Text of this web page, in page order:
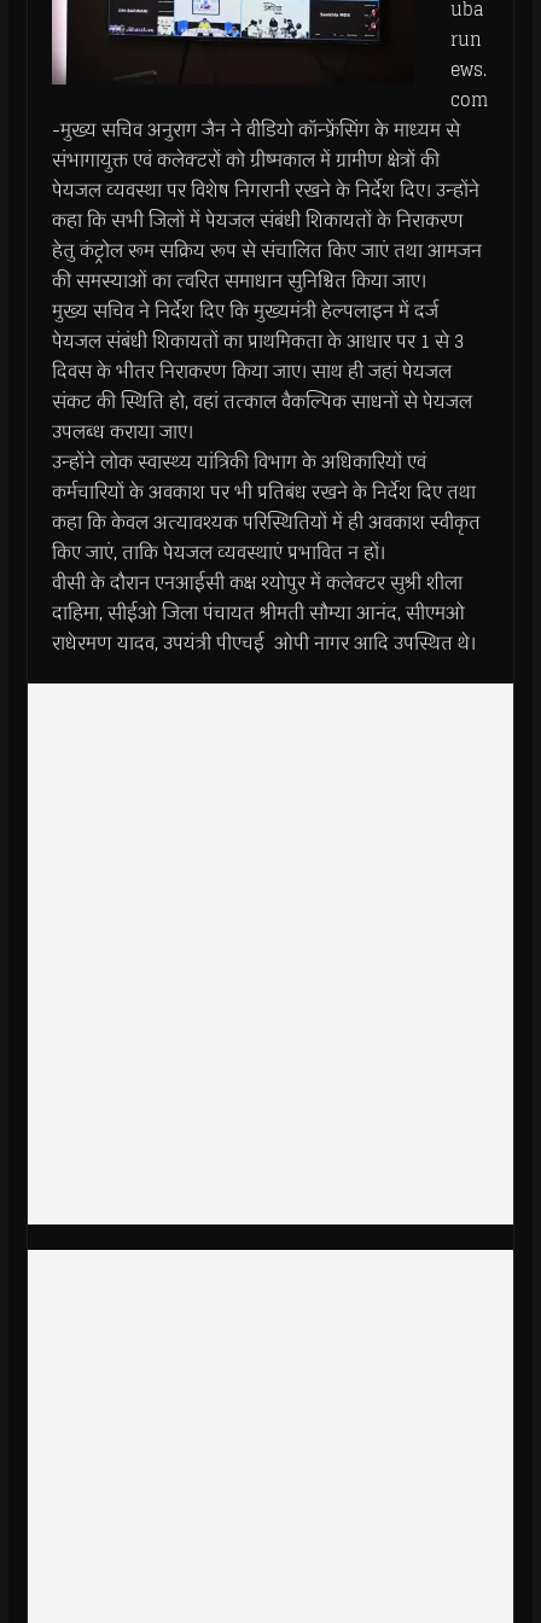
uba
run
ews.
com
-मुख्य सचिव अनुराग जैन ने वीडियो कॉन्फ्रेंसिंग के माध्यम से
संभागायुक्त एवं कलेक्टरों को ग्रीष्मकाल में ग्रामीण क्षेत्रों की
पेयजल व्यवस्था पर विशेष निगरानी रखने के निर्देश दिए। उन्होंने
कहा कि सभी जिलों में पेयजल संबंधी शिकायतों के निराकरण
हेतु कंट्रोल रूम सक्रिय रूप से संचालित किए जाएं तथा आमजन
की समस्याओं का त्वरित समाधान सुनिश्चित किया जाए।
मुख्य सचिव ने निर्देश दिए कि मुख्यमंत्री हेल्पलाइन में दर्ज
पेयजल संबंधी शिकायतों का प्राथमिकता के आधार पर 1 से 3
दिवस के भीतर निराकरण किया जाए। साथ ही जहां पेयजल
संकट की स्थिति हो, वहां तत्काल वैकल्पिक साधनों से पेयजल
उपलब्ध कराया जाए।
उन्होंने लोक स्वास्थ्य यांत्रिकी विभाग के अधिकारियों एवं
कर्मचारियों के अवकाश पर भी प्रतिबंध रखने के निर्देश दिए तथा
कहा कि केवल अत्यावश्यक परिस्थितियों में ही अवकाश स्वीकृत
किए जाएं, ताकि पेयजल व्यवस्थाएं प्रभावित न हों।
वीसी के दौरान एनआईसी कक्ष श्योपुर में कलेक्टर सुश्री शीला
दाहिमा, सीईओ जिला पंचायत श्रीमती सौम्या आनंद, सीएमओ
राधेरमण यादव, उपयंत्री पीएचई ओपी नागर आदि उपस्थित थे।